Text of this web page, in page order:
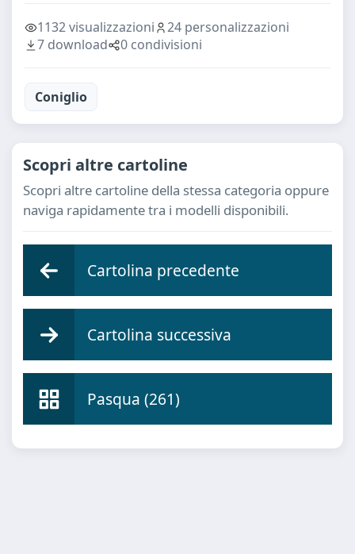
1132 visualizzazioni
24 personalizzazioni
7 download
0 condivisioni
Coniglio
Scopri altre cartoline
Scopri altre cartoline della stessa categoria oppure
naviga rapidamente tra i modelli disponibili.
Cartolina precedente
Cartolina successiva
Pasqua (261)